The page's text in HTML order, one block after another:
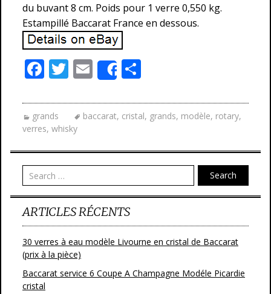
du buvant 8 cm. Poids pour 1 verre 0,550 kg.
Estampillé Baccarat France en dessous.
F
e
b
o
o
k
T
itt
er
E
m
ai
l
Share
ta
g
er
grands baccarat, cristal, grands, modèle, rotary,
verres, whisky
Search
ARTICLES RÉCENTS
30 verres à eau modèle Livourne en cristal de Baccarat
(prix à la pièce)
Baccarat service 6 Coupe A Champagne Modéle Picardie
cristal